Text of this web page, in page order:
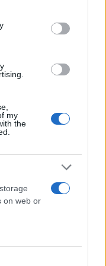
in below Google
my
the
on web or
μια
με τη δράση,
&
της ομάδας
του Ομίλου
δήλωσε
απόΔραση του
αποτέλεσε
δίπλα στους
κοινωνίας.
Πλανήτη αλλά